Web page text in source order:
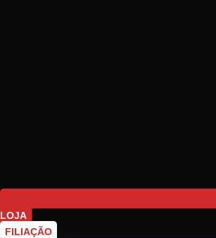
LOJA
FILIAÇÃO